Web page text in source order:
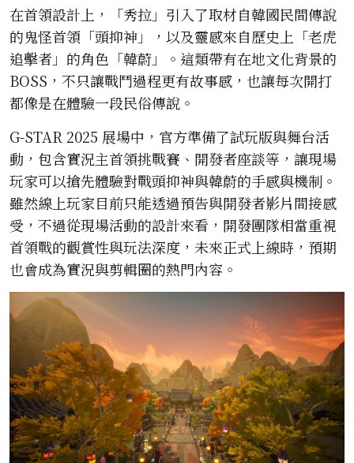
在首領設計上，「秀拉」引入了取材自韓國民間傳說
的鬼怪首領「頭抑神」，以及靈感來自歷史上「老虎
追擊者」的角色「韓蔚」。這類帶有在地文化背景的
BOSS，不只讓戰鬥過程更有故事感，也讓每次開打
都像是在體驗一段民俗傳說。
G-STAR 2025 展場中，官方準備了試玩版與舞台活
動，包含實況主首領挑戰賽、開發者座談等，讓現場
玩家可以搶先體驗對戰頭抑神與韓蔚的手感與機制。
雖然線上玩家目前只能透過預告與開發者影片間接感
受，不過從現場活動的設計來看，開發團隊相當重視
首領戰的觀賞性與玩法深度，未來正式上線時，預期
也會成為實況與剪輯圈的熱門內容。